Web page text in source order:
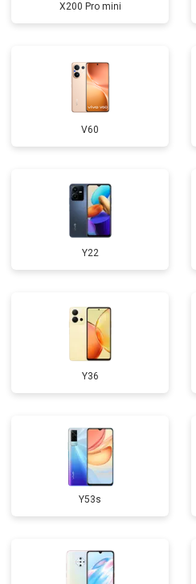
X200 Pro mini
V60
Y22
Y36
Y53s